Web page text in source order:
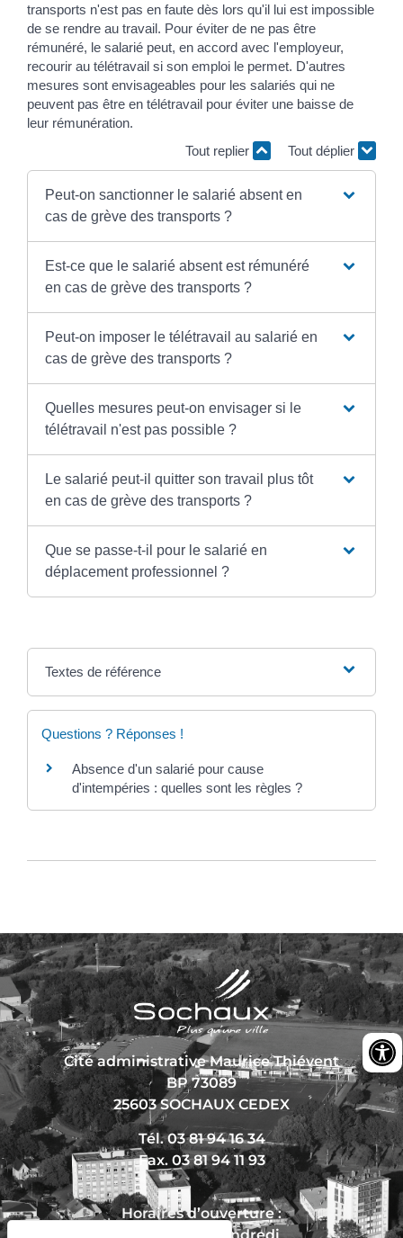
transports n'est pas en faute dès lors qu'il lui est impossible
de se rendre au travail. Pour éviter de ne pas être
rémunéré, le salarié peut, en accord avec l'employeur,
recourir au télétravail si son emploi le permet. D'autres
mesures sont envisageables pour les salariés qui ne
peuvent pas être en télétravail pour éviter une baisse de
leur rémunération.
Tout replier
Tout déplier
Peut-on sanctionner le salarié absent en
cas de grève des transports ?
Est-ce que le salarié absent est rémunéré
en cas de grève des transports ?
Peut-on imposer le télétravail au salarié en
cas de grève des transports ?
Quelles mesures peut-on envisager si le
télétravail n'est pas possible ?
Le salarié peut-il quitter son travail plus tôt
en cas de grève des transports ?
Que se passe-t-il pour le salarié en
déplacement professionnel ?
Textes de référence
Questions ? Réponses !
Absence d'un salarié pour cause
d'intempéries : quelles sont les règles ?
Cité administrative Maurice Thiévent
BP 73089
25603 SOCHAUX CEDEX
Tél. 03 81 94 16 34
Fax. 03 81 94 11 93
Horaires d’ouverture :